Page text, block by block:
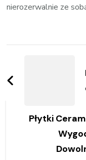
nierozerwalnie ze
wpisy
Płytki